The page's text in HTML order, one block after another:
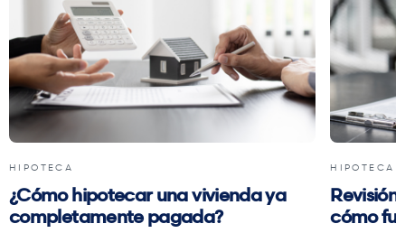
HIPOTECA
¿Cómo hipotecar una vivienda ya
completamente pagada?
HIPOTECA
cómo